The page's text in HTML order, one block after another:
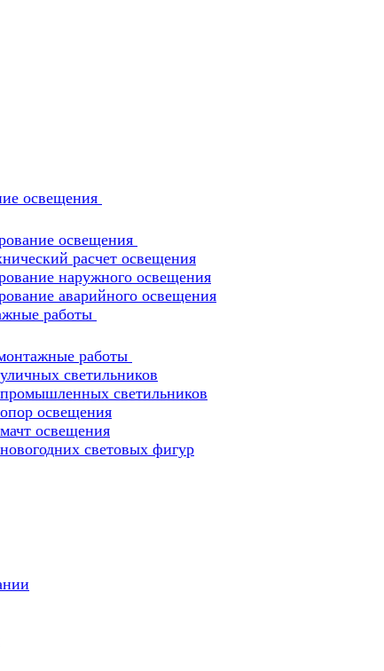
освещения
освещения
расчет освещения
наружного освещения
аварийного освещения
работы
работы
светильников
светильников
освещения
освещения
световых фигур